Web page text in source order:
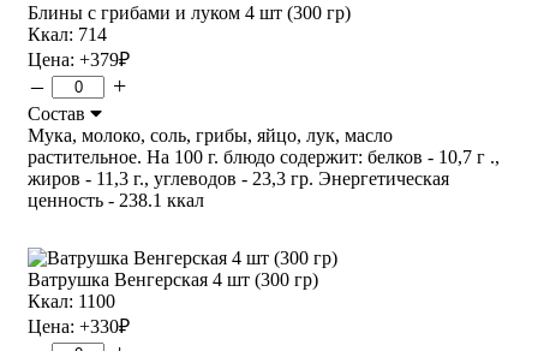
Блины с грибами и луком 4 шт (300 гр)
Ккал: 714
Цена: +379₽
– +
Состав
Мука, молоко, соль, грибы, яйцо, лук, масло
растительное. На 100 г. блюдо содержит: белков - 10,7 г .,
жиров - 11,3 г., углеводов - 23,3 гр. Энергетическая
ценность - 238.1 ккал
Ватрушка Венгерская 4 шт (300 гр)
Ккал: 1100
Цена: +330₽